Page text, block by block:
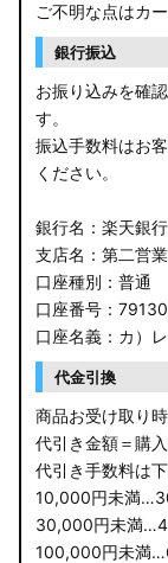
ご不明な点はカ
銀行振込
お振り込みを確
す。
振込手数料はお
ください。
銀行名：楽天銀行
支店名：第二営
口座種別：普通
口座番号：
口座名義：カ）
代金引換
商品お受け取り
代引き金額＝購
代引き手数料は
10,000円未満
30,000円未満
100,000円未満